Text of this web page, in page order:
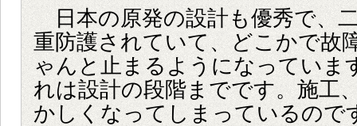
日本の原発の設計も優秀で、
重防護されていて、どこかで故
ゃんと止まるようになっていま
れは設計の段階までです。施工
かしくなってしまっているので